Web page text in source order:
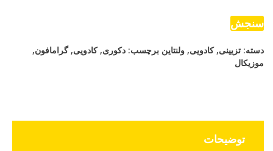
گرامافون
سنجش
دسته: تزیینی,کادویی, ولنتاین برچسب: دکوری,کادویی,گرامافون,
موزیکال
توضیحات